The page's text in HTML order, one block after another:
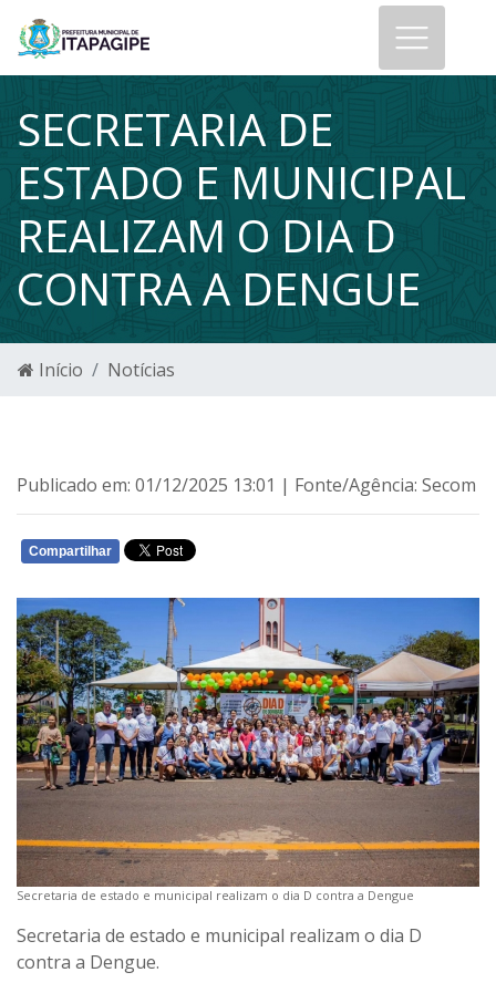
SECRETARIA DE
ESTADO E MUNICIPAL
REALIZAM O DIA D
CONTRA A DENGUE
Início Notícias
Publicado em: 01/12/2025 13:01 | Fonte/Agência: Secom
Compartilhar
Secretaria de estado e municipal realizam o dia D contra a Dengue
Secretaria de estado e municipal realizam o dia D
contra a Dengue.